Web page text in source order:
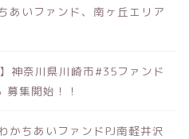
あいファンド、南ヶ丘エリア
神奈川県川崎市#35ファンド
集開始！！
かちあいファンドPJ南軽井沢